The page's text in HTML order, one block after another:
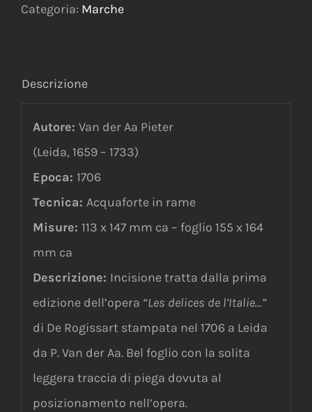
Categoria: Marche
Descrizione
Autore: Van der Aa Pieter
(Leida, 1659 – 1733)
Epoca: 1706
Tecnica: Acquaforte in rame
Misure: 113 x 147 mm ca – foglio 155 x 164
mm ca
Descrizione: Incisione tratta dalla prima
edizione dell’opera “Les delices de l’Italie…”
di De Rogissart stampata nel 1706 a Leida
da P. Van der Aa. Bel foglio con la solita
leggera traccia di piega dovuta al
posizionamento nell’opera.